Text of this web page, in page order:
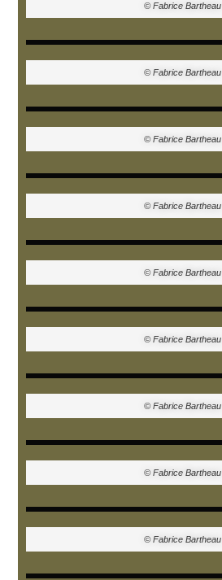
© Fabrice Bartheau
© Fabrice Bartheau
© Fabrice Bartheau
© Fabrice Bartheau
© Fabrice Bartheau
© Fabrice Bartheau
© Fabrice Bartheau
© Fabrice Bartheau
© Fabrice Bartheau